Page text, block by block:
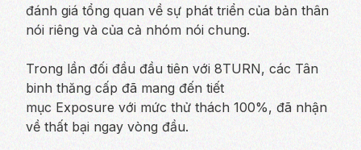
đánh giá tổng quan về sự phát triển của bản thân
nói riêng và của cả nhóm nói chung.
Trong lần đối đầu đầu tiên với 8TURN, các Tân
binh thăng cấp đã mang đến tiết
mục Exposure với mức thử thách 100%, đã nhận
về thất bại ngay vòng đầu.